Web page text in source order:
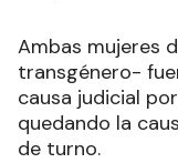
Ambas mujeres
transgénero-
causa judicial
quedando la
de turno.